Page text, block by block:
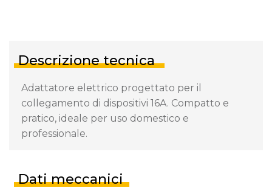
Descrizione tecnica
Adattatore elettrico progettato per il
collegamento di dispositivi 16A. Compatto e
pratico, ideale per uso domestico e
professionale.
Dati meccanici